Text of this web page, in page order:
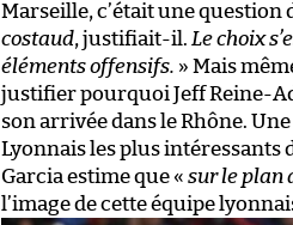
Marseille, c’était une question
costaud, justifiait-il. Le choix
éléments offensifs. » Mais
justifier pourquoi Jeff Reine-
son arrivée dans le Rhône.
Lyonnais les plus intéressants
Garcia estime que « sur le plan
l’image de cette équipe